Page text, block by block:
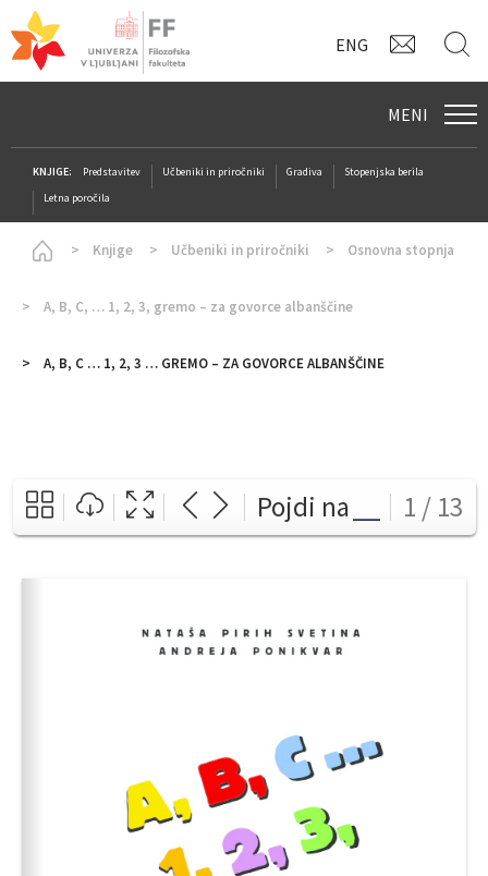
ENG
MENI
KNJIGE: Predstavitev Učbeniki in priročniki Gradiva
Stopenjska berila
Letna poročila
Homepage
Knjige Učbeniki in priročniki Osnovna stopnja
A, B, C, … 1, 2, 3, gremo – za govorce albanščine
A, B, C … 1, 2, 3 … GREMO – ZA GOVORCE ALBANŠČINE
Pojdi na 1 / 13